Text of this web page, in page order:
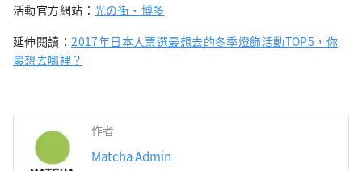
活動官方網站： 光の街・博多
延伸閱讀：2017年日本人票選最想去的冬季燈飾活動TOP5，你
最想去哪裡？
作者
Matcha Admin